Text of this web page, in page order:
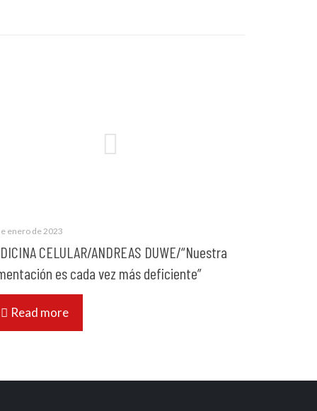
enero de 2023
CELULAR/ANDREAS DUWE/“Nuestra
es cada vez más deficiente”
Read more